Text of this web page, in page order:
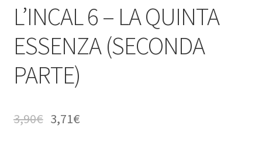
L’INCAL 6 – LA QUINTA
ESSENZA (SECONDA
PARTE)
3,90€ 3,71€